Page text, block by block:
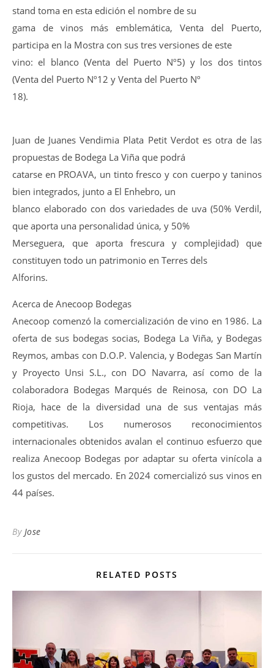
stand toma en esta edición el nombre de su
gama de vinos más emblemática, Venta del Puerto,
participa en la Mostra con sus tres versiones de este
vino: el blanco (Venta del Puerto Nº5) y los dos tintos
(Venta del Puerto Nº12 y Venta del Puerto Nº
18).
Juan de Juanes Vendimia Plata Petit Verdot es otra de las
propuestas de Bodega La Viña que podrá
catarse en PROAVA, un tinto fresco y con cuerpo y taninos
bien integrados, junto a El Enhebro, un
blanco elaborado con dos variedades de uva (50% Verdil,
que aporta una personalidad única, y 50%
Merseguera, que aporta frescura y complejidad) que
constituyen todo un patrimonio en Terres dels
Alforins.
Acerca de Anecoop Bodegas
Anecoop comenzó la comercialización de vino en 1986. La
oferta de sus bodegas socias, Bodega La Viña, y Bodegas
Reymos, ambas con D.O.P. Valencia, y Bodegas San Martín
y Proyecto Unsi S.L., con DO Navarra, así como de la
colaboradora Bodegas Marqués de Reinosa, con DO La
Rioja, hace de la diversidad una de sus ventajas más
competitivas. Los numerosos reconocimientos
internacionales obtenidos avalan el continuo esfuerzo que
realiza Anecoop Bodegas por adaptar su oferta vinícola a
los gustos del mercado. En 2024 comercializó sus vinos en
44 países.
By Jose
RELATED POSTS